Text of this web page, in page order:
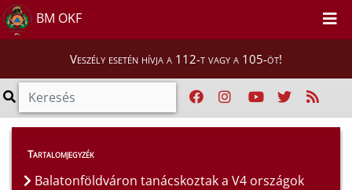
BM OKF
Veszély esetén hívja a 112-t vagy a 105-öt!
Híreink > Hírek
Tartalomjegyzék
Balatonföldváron tanácskoztak a V4 országok